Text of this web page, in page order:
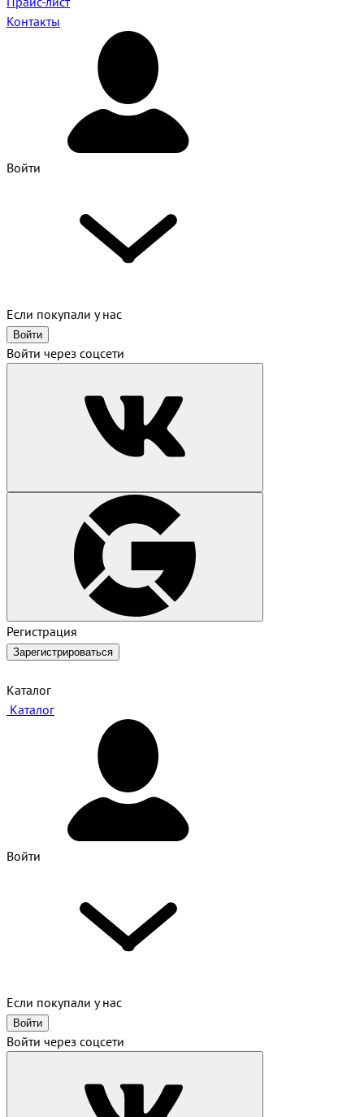
Контакты
Войти
Если покупали у нас
Войти
Войти через соцсети
Регистрация
Зарегистрироваться
Каталог
Каталог
Войти
Если покупали у нас
Войти
Войти через соцсети